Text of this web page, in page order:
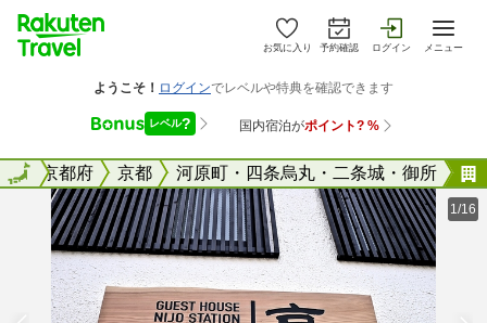
お気に入り 予約確認 ログイン メニュー
全国京都府 京都 河原町・四条烏丸・二条城・御所
全国
1/16